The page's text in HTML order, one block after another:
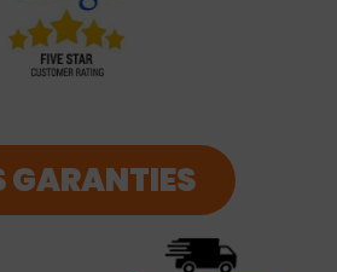
GARANTIES